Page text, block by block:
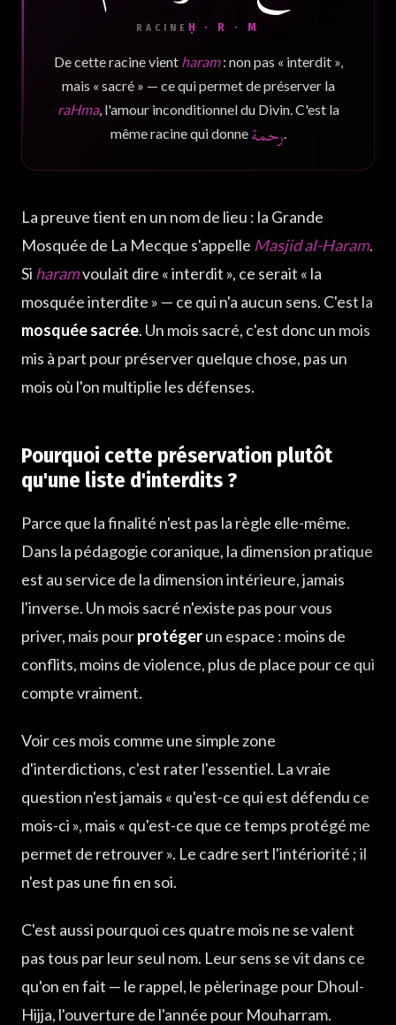
RACINE Ḥ · R · M
De cette racine vient haram: non pas « interdit »,
mais « sacré » — ce qui permet de préserver la
raHma, l'amour inconditionnel du Divin. C'est la
même racine qui donne رحمة
La preuve tient en un nom de lieu : la Grande
Mosquée de La Mecque s'appelle Masjid al-Haram.
Si haramvoulait dire « interdit », ce serait « la
mosquée interdite » — ce qui n'a aucun sens. C'est la
mosquée sacrée. Un mois sacré, c'est donc un mois
mis à part pour préserver quelque chose, pas un
mois où l'on multiplie les défenses.
Pourquoi cette préservation plutôt
qu'une liste d'interdits ?
Parce que la finalité n'est pas la règle elle-même.
Dans la pédagogie coranique, la dimension pratique
est au service de la dimension intérieure, jamais
l'inverse. Un mois sacré n'existe pas pour vous
priver, mais pourprotégerun espace : moins de
conflits, moins de violence, plus de place pour ce qui
compte vraiment.
Voir ces mois comme une simple zone
d'interdictions, c'est rater l'essentiel. La vraie
question n'est jamais « qu'est-ce qui est défendu ce
mois-ci », mais « qu'est-ce que ce temps protégé me
permet de retrouver ». Le cadre sert l'intériorité ; il
n'est pas une fin en soi.
C'est aussi pourquoi ces quatre mois ne se valent
pas tous par leur seul nom. Leur sens se vit dans ce
qu'on en fait — le rappel, le pèlerinage pour Dhoul-
Hijja, l'ouverture de l'année pour Mouharram.